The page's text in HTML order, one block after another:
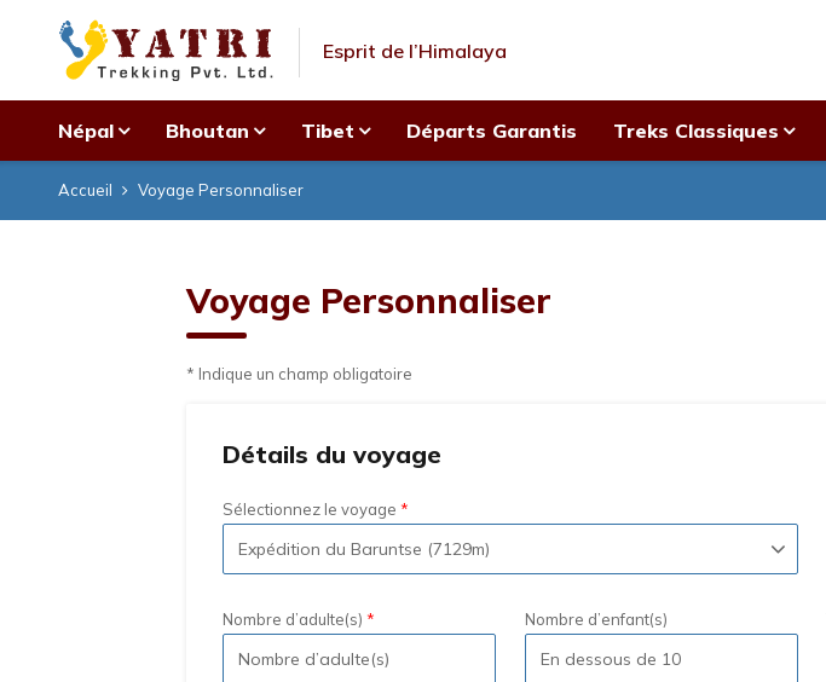
Esprit de l’Himalaya
Népal Bhoutan Tibet Départs Garantis Treks Classiques
Accueil Voyage Personnaliser
Voyage Personnaliser
* Indique un champ obligatoire
Détails du voyage
Sélectionnez le voyage
Nombre d’adulte(s) Nombre d’enfant(s)